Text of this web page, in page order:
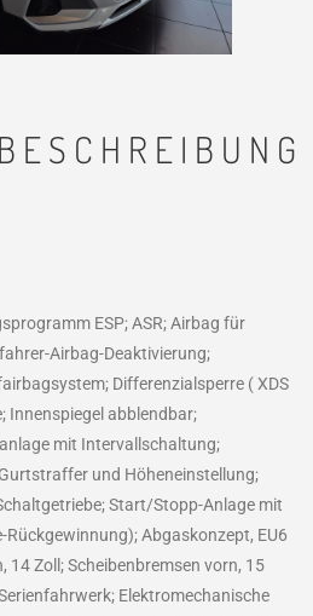
ESP; ASR; Airbag für
Airbag-Deaktivierung;
Differenzialsperre ( XDS
Innenspiegel abblendbar;
mit Intervallschaltung;
und Höheneinstellung;
Start/Stopp-Anlage mit
Abgaskonzept, EU6
14 Zoll; Scheibenbremsen vorn, 15
Elektromechanische